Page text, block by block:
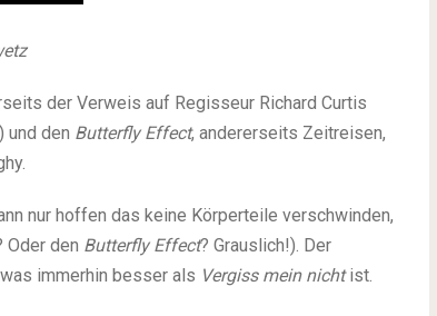
der Verweis auf Regisseur Richard Curtis
) und den Butterfly Effect, andererseits Zeitreisen,
nur hoffen das keine Körperteile verschwinden,
den Butterfly Effect? Grauslich!). Der
immerhin besser als Vergiss mein nichtist.